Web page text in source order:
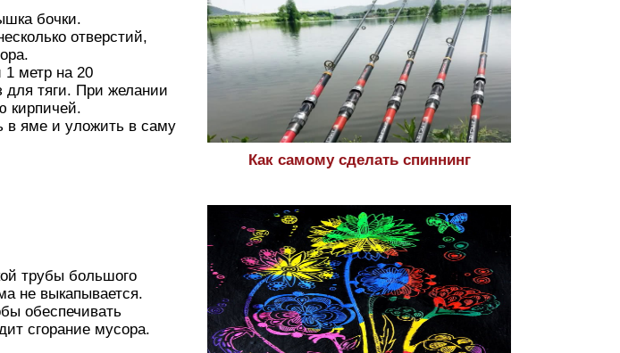
бочки.
отверстий,
метр на 20
для тяги. При желании
кирпичей.
в яме и уложить в саму
трубы большого
не выкапывается.
обеспечивать
сгорание мусора.
Как самому сделать спиннинг